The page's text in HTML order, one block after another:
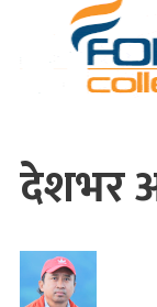
देशभर